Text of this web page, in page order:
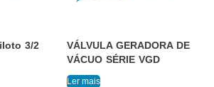
3/2
VÁLVULA GERADORA DE
VÁCUO SÉRIE VGD
Ler mais